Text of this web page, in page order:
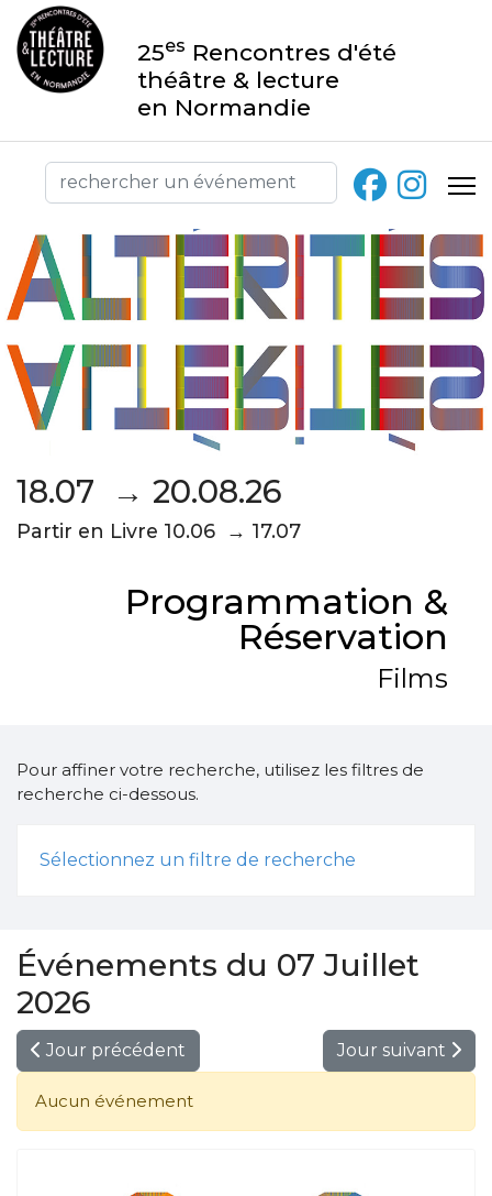
25es Rencontres d'été
théâtre & lecture
en Normandie
18.07 → 20.08.26
Partir en Livre 10.06 → 17.07
Programmation &
Réservation
Films
Pour affiner votre recherche, utilisez les filtres de
recherche ci-dessous.
Sélectionnez un filtre de recherche
Événements du 07 Juillet
2026
Jour précédent Jour suivant
Aucun événement